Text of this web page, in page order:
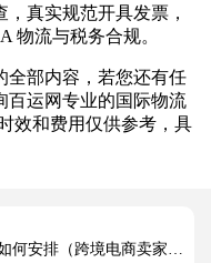
真实规范开具发票，
物流与税务合规。
部内容，若您还有任
百运网专业的国际物流
效和费用仅供参考，具